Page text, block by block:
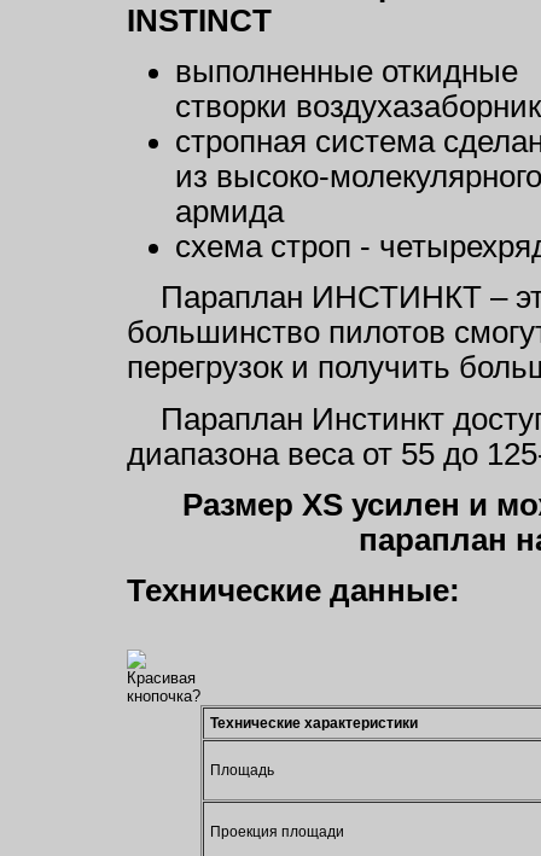
INSTINCT
выполненные откидные
створки
стропная система
из высоко-молекулярного
армида
схема строп -
Параплан ИНСТИНКТ –
большинство пилотов
перегрузок и получить
Параплан Инстинкт
диапазона веса от 55 до
Размер XS усилен и
параплан
Технические данные:
Технические характеристики
Площадь
Проекция площади